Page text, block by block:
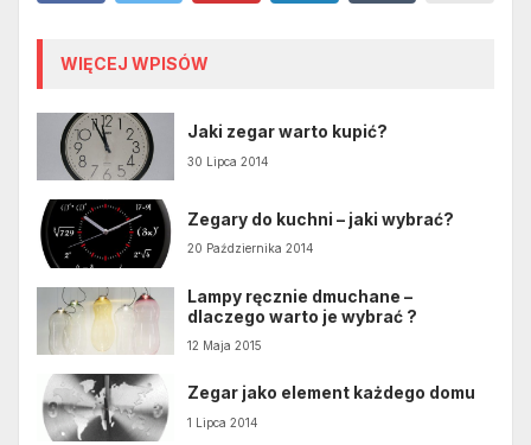
WIĘCEJ WPISÓW
Jaki zegar warto kupić?
30 Lipca 2014
Zegary do kuchni – jaki wybrać?
20 Października 2014
Lampy ręcznie dmuchane –
dlaczego warto je wybrać ?
12 Maja 2015
Zegar jako element każdego domu
1 Lipca 2014